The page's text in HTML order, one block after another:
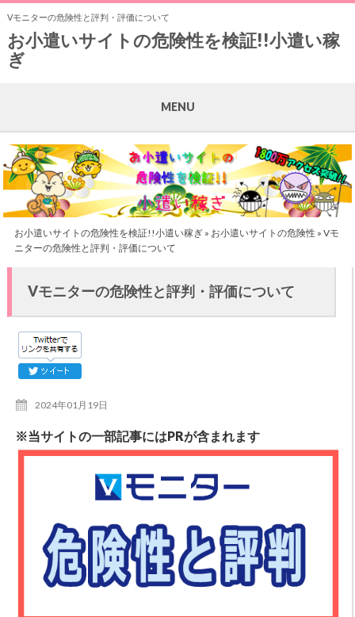
Vモニターの危険性と評判・評価について
お小遣いサイトの危険性を検証!!小遣い稼
ぎ
MENU
お小遣いサイトの危険性を検証!!小遣い稼ぎ» お小遣いサイトの危険性 » Vモ
ニターの危険性と評判・評価について
Vモニターの危険性と評判・評価について
2024年01月19日
※当サイトの一部記事にはPRが含まれます